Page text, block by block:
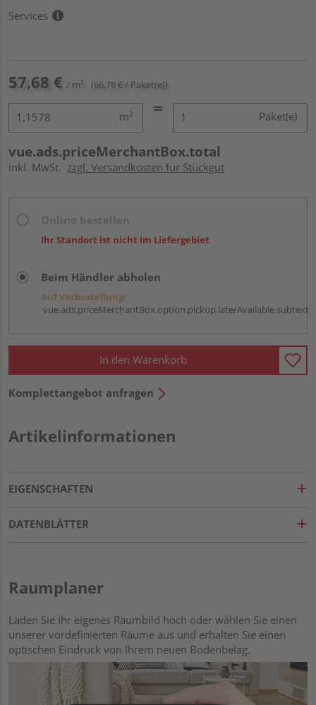
Services
57,68 € / m² (66,78 € / Paket(e))
m² Paket(e)
vue.ads.priceMerchantBox.total
inkl. MwSt. zzgl. Versandkosten für Stückgut
Ihr Standort ist nicht im Liefergebiet
Beim Händler abholen
Auf Vorbestellung:
vue.ads.priceMerchantBox.option.pickup.laterAvailable.subtext
In den Warenkorb
Komplettangebot anfragen
Artikelinformationen
EIGENSCHAFTEN
DATENBLÄTTER
Raumplaner
Laden Sie Ihr eigenes Raumbild hoch oder wählen Sie einen
unserer vordefinierten Räume aus und erhalten Sie einen
optischen Eindruck von Ihrem neuen Bodenbelag.